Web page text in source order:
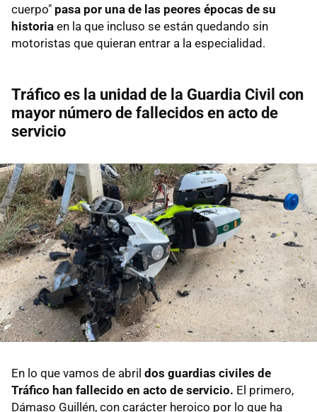
cuerpo" pasa por una de las peores épocas de su
historia en la que incluso se están quedando sin
motoristas que quieran entrar a la especialidad.
Tráfico es la unidad de la Guardia Civil con
mayor número de fallecidos en acto de
servicio
En lo que vamos de abril dos guardias civiles de
Tráfico han fallecido en acto de servicio. El primero,
Dámaso Guillén, con carácter heroico por lo que ha